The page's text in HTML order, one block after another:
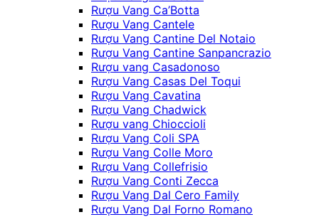
Rượu Vang Ca’Botta
Rượu Vang Cantele
Rượu Vang Cantine Del Notaio
Rượu Vang Cantine Sanpancrazio
Rượu vang Casadonoso
Rượu Vang Casas Del Toqui
Rượu Vang Cavatina
Rượu Vang Chadwick
Rượu vang Chioccioli
Rượu Vang Coli SPA
Rượu Vang Colle Moro
Rượu Vang Collefrisio
Rượu Vang Conti Zecca
Rượu Vang Dal Cero Family
Rượu Vang Dal Forno Romano